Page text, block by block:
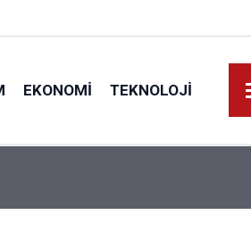
EKONOMI TEKNOLOJI
hesaplarda